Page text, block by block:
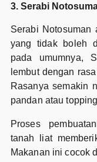
3. Serabi
Serabi
yang tidak boleh
pada umumnya,
lembut dengan
Rasanya semakin
pandan atau
Proses
tanah liat
Makanan ini cocok